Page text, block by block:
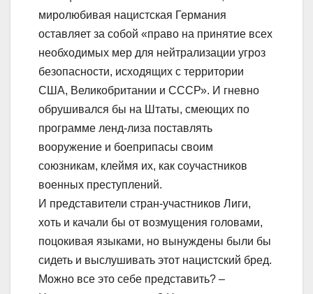
миролюбивая нацистская Германия
оставляет за собой «право на принятие всех
необходимых мер для нейтрализации угроз
безопасности, исходящих с территории
США, Великобритании и СССР». И гневно
обрушивался бы на Штаты, смеющих по
программе ленд-лиза поставлять
вооружение и боеприпасы своим
союзникам, клеймя их, как соучастников
военных преступлений.
И представители стран-участников Лиги,
хоть и качали бы от возмущения головами,
поцокивая языками, но вынуждены были бы
сидеть и выслушивать этот нацистский бред.
Можно все это себе представить? –